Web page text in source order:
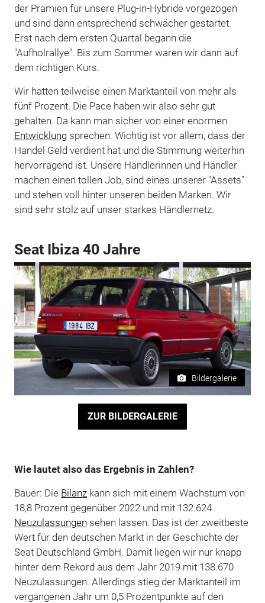
der Prämien für unsere Plug-in-Hybride vorgezogen
und sind dann entsprechend schwächer gestartet.
Erst nach dem ersten Quartal begann die
"Aufholrallye". Bis zum Sommer waren wir dann auf
dem richtigen Kurs.
Wir hatten teilweise einen Marktanteil von mehr als
fünf Prozent. Die Pace haben wir also sehr gut
gehalten. Da kann man sicher von einer enormen
Entwicklungsprechen. Wichtig ist vor allem, dass der
Handel Geld verdient hat und die Stimmung weiterhin
hervorragend ist. Unsere Händlerinnen und Händler
machen einen tollen Job, sind eines unserer "Assets"
und stehen voll hinter unseren beiden Marken. Wir
sind sehr stolz auf unser starkes Händlernetz.
Seat Ibiza 40 Jahre
Bildergalerie
ZUR BILDERGALERIE
Wie lautet also das Ergebnis in Zahlen?
Bauer: Die Bilanzkann sich mit einem Wachstum von
18,8 Prozent gegenüber 2022 und mit 132.624
Neuzulassungen sehen lassen. Das ist der zweitbeste
Wert für den deutschen Markt in der Geschichte der
Seat Deutschland GmbH. Damit liegen wir nur knapp
hinter dem Rekord aus dem Jahr 2019 mit 138.670
Neuzulassungen. Allerdings stieg der Marktanteil im
vergangenen Jahr um 0,5 Prozentpunkte auf den